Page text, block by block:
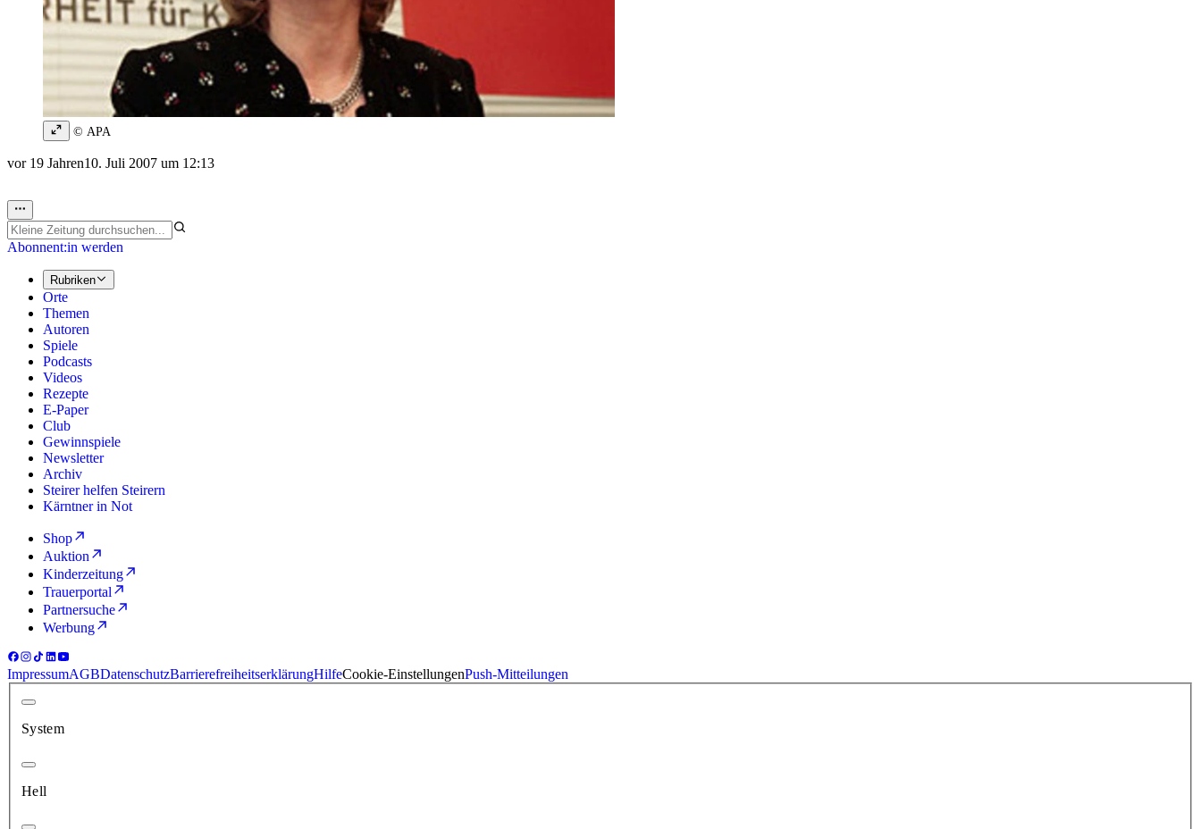
© APA
vor 19 Jahren10. Juli 2007 um 12:13
Abonnent:in werden
Rubriken
Orte
Themen
Autoren
Spiele
Podcasts
Videos
Rezepte
E-Paper
Club
Gewinnspiele
Newsletter
Archiv
Steirer helfen Steirern
Kärntner in Not
Shop
Auktion
Kinderzeitung
Trauerportal
Partnersuche
Werbung
ImpressumAGBDatenschutzBarrierefreiheitserklärungHilfeCookie-EinstellungenPush-Mitteilungen
System
Hell